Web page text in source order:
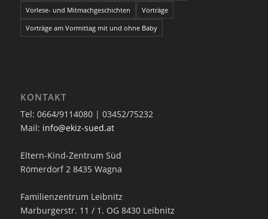
Vorlese- und Mitmachgeschichten
Vorträge
Vorträge am Vormittag mit und ohne Baby
KONTAKT
Tel: 0664/9114080 | 03452/75232
Mail: info@ekiz-sued.at
Eltern-Kind-Zentrum Süd
Römerdorf 2 8435 Wagna
Familienzentrum Leibnitz
Marburgerstr. 11 / 1. OG 8430 Leibnitz